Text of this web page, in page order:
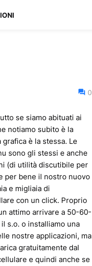
0
se siamo abituati ai
notiamo subito è la
è la stessa. Le
sono gli stessi e anche
(di utilità discutibile per
per bene il nostro nuovo
e migliaia di
con un click. Proprio
attimo arrivare a 50-60-
s.o. o installiamo una
nostre applicazioni, ma
gratuitamente dal
e quindi anche se